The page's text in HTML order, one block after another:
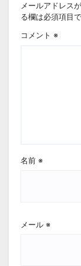
メールアドレス
る欄は必須項目
コメント ※
名前 ※
メール ※